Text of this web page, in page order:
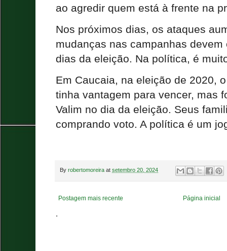
ao agredir quem está à frente na
Nos próximos dias, os ataques
mudanças nas campanhas
dias da eleição. Na política, é
Em Caucaia, na eleição de 2020,
tinha vantagem para vencer, mas
Valim no dia da eleição. Seus
comprando voto. A política é um
By robertomoreira at setembro 20, 2024
Postagem mais recente Página inicial
.